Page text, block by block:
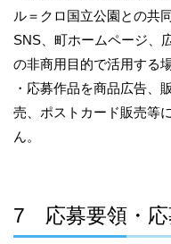
ル＝クロ国立公園との共
SNS、町ホームページ、
の非商用目的で活用する
・応募作品を商品広告、
売、ポストカード販売等
ん。
7 応募要領・応